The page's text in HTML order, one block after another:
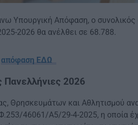
Υπουργική Απόφαση, ο συνολικός
2026 θα ανέλθει σε 68.788.
απόφαση ΕΔΩ
Πανελλήνιες 2026
Θρησκευμάτων και Αθλητισμού
46061/Α5/29-4-2025, η οποία